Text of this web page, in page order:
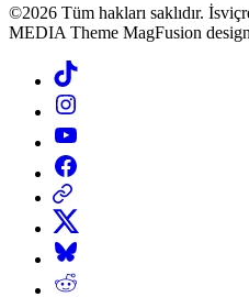
©2026 Tüm hakları saklıdır.
MEDIA Theme MagFusion
Tiktok
Instagram
YouTube
Facebook
Threads
X
Bluesky
Reddit